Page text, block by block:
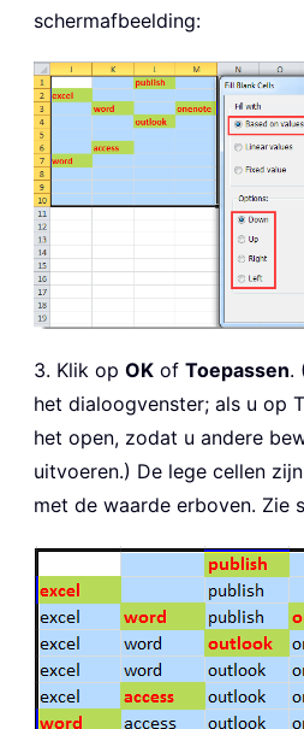
schermafbeelding:
3. Klik op OK of Toepassen.
het dialoogvenster; als u op
het open, zodat u andere
uitvoeren.) De lege cellen
met de waarde erboven. Zie